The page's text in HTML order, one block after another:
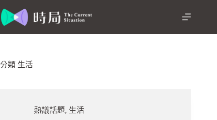
至
容
分類 生活
熱議話題, 生活